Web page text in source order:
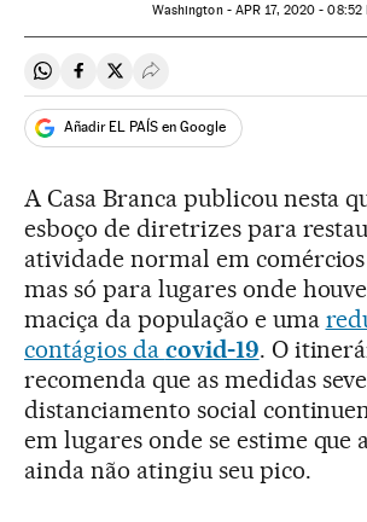
Washington - APR 17, 2020 - 08:52
Compartir en Whatsapp
Compartir en Facebook
Compartir en Twitter
Desplegar Redes Sociales
Añadir EL PAÍS en Google
A Casa Branca publicou nesta
esboço de diretrizes para
atividade normal em comércios
mas só para lugares onde
maciça da população e uma
contágios da covid-19. O
recomenda que as medidas
distanciamento social
em lugares onde se estime que
ainda não atingiu seu pico.